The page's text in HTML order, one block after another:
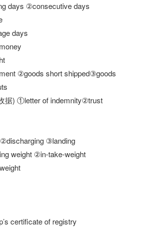
days ②consecutive days
days
②goods short shipped③goods
据) ①letter of indemnity②trust
③landing
weight ②in-take-weight
certificate of registry